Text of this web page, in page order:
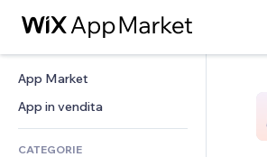
App Market
App in vendita
CATEGORIE